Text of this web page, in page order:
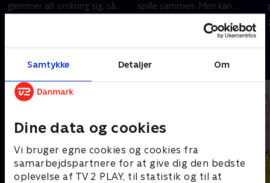
Samtykke Detaljer Om
Dine data og cookies
Vi bruger egne cookies og cookies fra
samarbejdspartnere for at give dig den bedste
oplevelse af TV 2 PLAY, til statistik og til at
glemmer alt omkring sig, så
Masha bliver syg. Er latter den
spille sammen. Men kan
musikken bringe dem tættere
6. marts 2021 • 7 min
Andre så også